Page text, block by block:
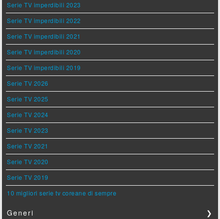
Serie TV imperdibili 2023
Serie TV imperdibili 2022
Serie TV imperdibili 2021
Serie TV imperdibili 2020
Serie TV imperdibili 2019
Serie TV 2026
Serie TV 2025
Serie TV 2024
Serie TV 2023
Serie TV 2021
Serie TV 2020
Serie TV 2019
10 migliori serie tv coreane di sempre
Generi ❯